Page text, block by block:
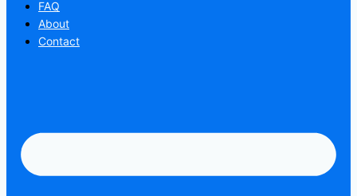
FAQ
About
Contact